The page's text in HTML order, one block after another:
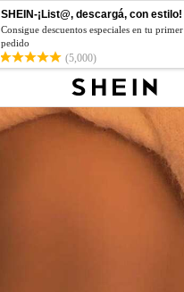
SHEIN-¡List@, descargá, con estilo!
Consigue descuentos especiales en tu primer
pedido
(5,000)